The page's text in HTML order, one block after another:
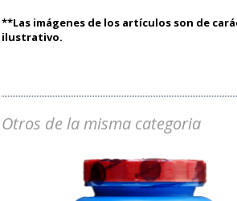
**Las imágenes de los artículos son de
ilustrativo.
Otros de la misma categoria